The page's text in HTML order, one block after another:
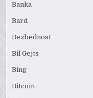
Banka
Bard
Bezbednost
Bil Gejts
Bing
Bitcoin